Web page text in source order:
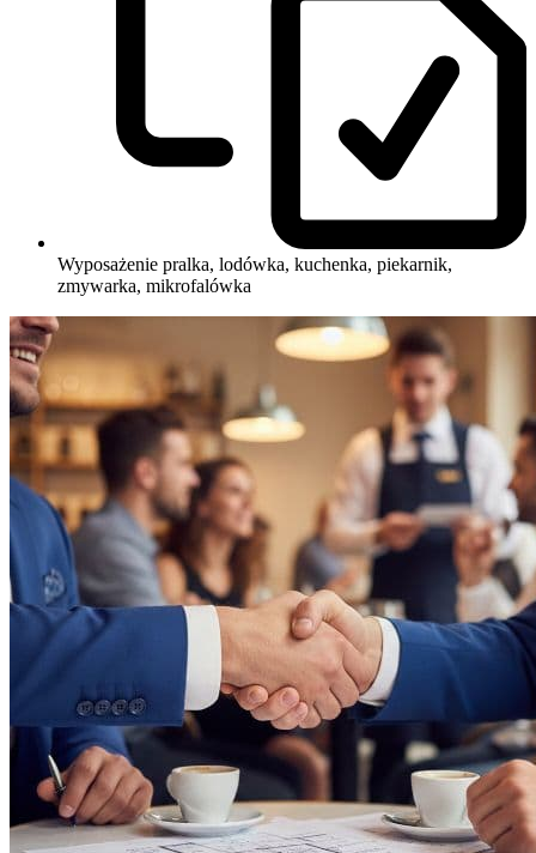
Wyposażenie pralka, lodówka, kuchenka, piekarnik,
zmywarka, mikrofalówka